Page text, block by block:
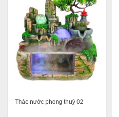
Thác nước phong thuỷ 02